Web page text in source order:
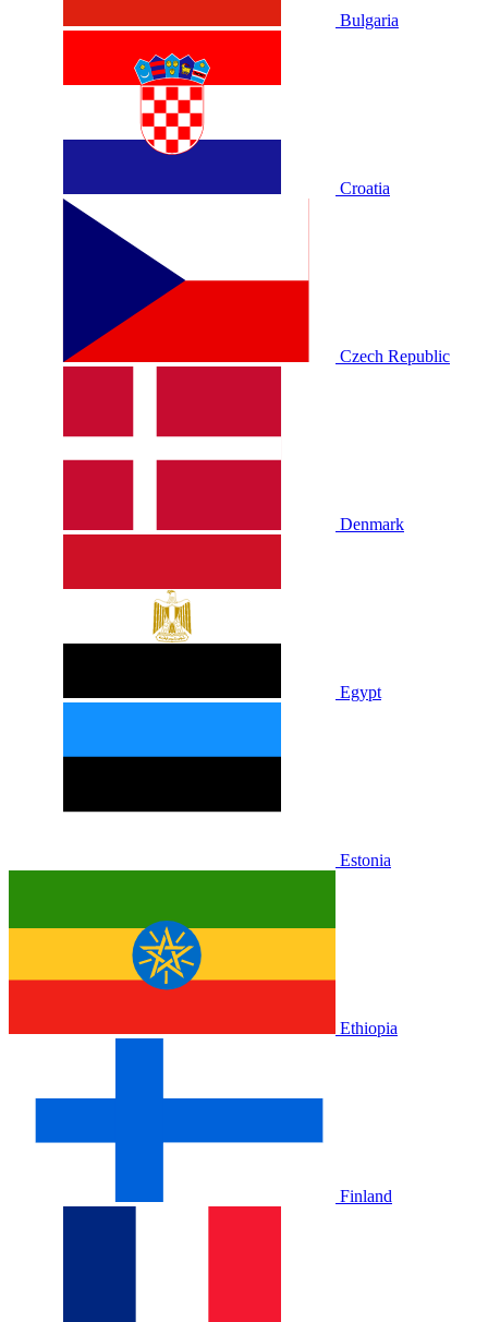
Bulgaria
Croatia
Czech Republic
Denmark
Egypt
Estonia
Ethiopia
Finland